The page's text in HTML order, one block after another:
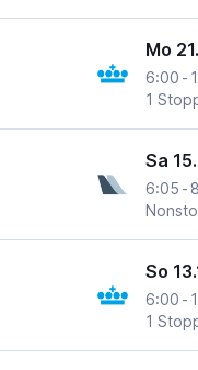
Mo
6:00 -
1
Sa
6:05 -
So
6:00 -
1